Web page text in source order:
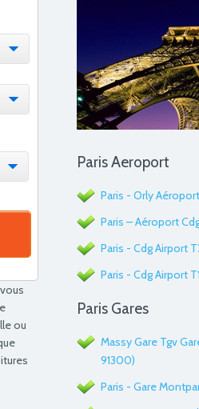
ou
Paris Aeroport
Paris - Orly
Paris – Aéroport
Paris - Cdg Airport
Paris - Cdg Airport
Paris Gares
Massy Gare Tgv
91300)
Paris - Gare